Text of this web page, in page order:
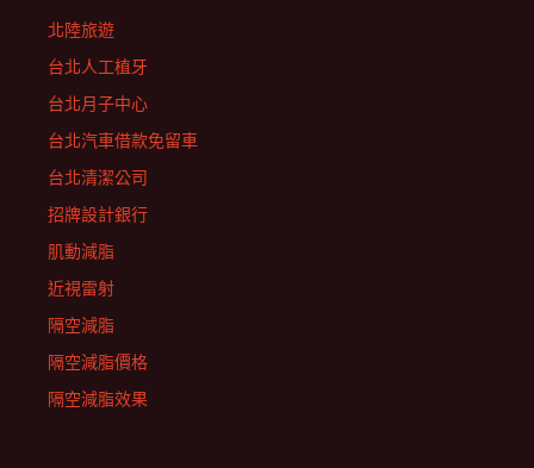
北陸旅遊
台北人工植牙
台北月子中心
台北汽車借款免留車
台北清潔公司
招牌設計銀行
肌動減脂
近視雷射
隔空減脂
隔空減脂價格
隔空減脂效果